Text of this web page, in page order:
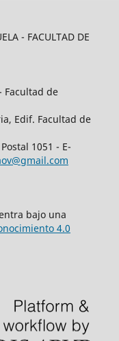
- FACULTAD DE
Facultad de
Edif. Facultad de
1051 - E-
bajo una
4.0